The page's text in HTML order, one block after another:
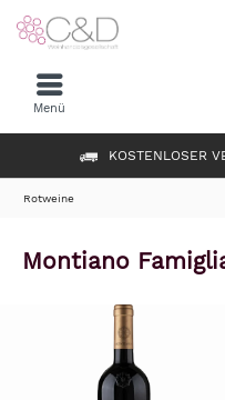
KOSTENLOSER
Menü
Rotweine
Montiano